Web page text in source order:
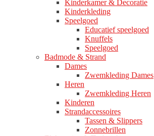
Kinderkamer & Decoratie
Kinderkleding
Speelgoed
Educatief speelgoed
Knuffels
Speelgoed
Badmode & Strand
Dames
Zwemkleding Dames
Heren
Zwemkleding Heren
Kinderen
Strandaccessoires
Tassen & Slippers
Zonnebrillen